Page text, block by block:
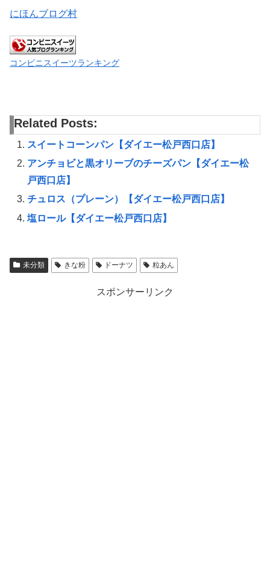
にほんブログ村
コンビニスイーツランキング
Related Posts:
スイートコーンパン【ダイエー松戸西口店】
アンチョビと黒オリーブのチーズパン【ダイエー松
戸西口店】
チュロス（プレーン）【ダイエー松戸西口店】
塩ロール【ダイエー松戸西口店】
未分類 きな粉 ドーナツ 粒あん
スポンサーリンク